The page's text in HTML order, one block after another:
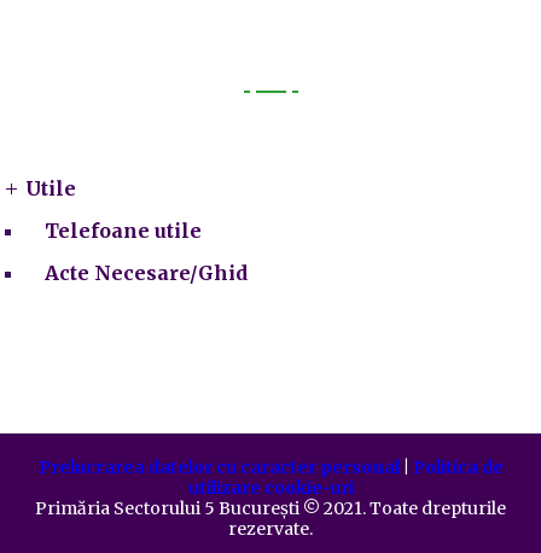
Utile
Telefoane utile
Acte Necesare/Ghid
Prelucrarea datelor cu caracter personal| Politica de
utilizare cookie-uri
Primăria Sectorului 5 București ©️ 2021. Toate drepturile
rezervate.